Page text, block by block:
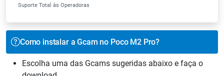
Suporte Total às Operadoras
Como instalar a Gcam no Poco M2 Pro?
Escolha uma das Gcams sugeridas abaixo e faça o